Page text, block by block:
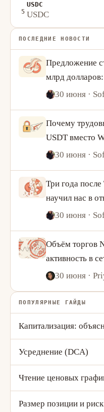
5
USDC
USDC
ПОСЛЕДНИЕ НОВОСТИ
Предложение
млрд
говорит о
30 июня ·
Почему
USDT вместо
30 июня ·
Три года
научил нас в
стейблкоинов
30 июня ·
Объём торгов
активность в
картину
30 июня ·
ПОПУЛЯРНЫЕ ГАЙДЫ
Капитализация:
Усреднение (DCA)
Чтение ценовых
Размер позиции и риск